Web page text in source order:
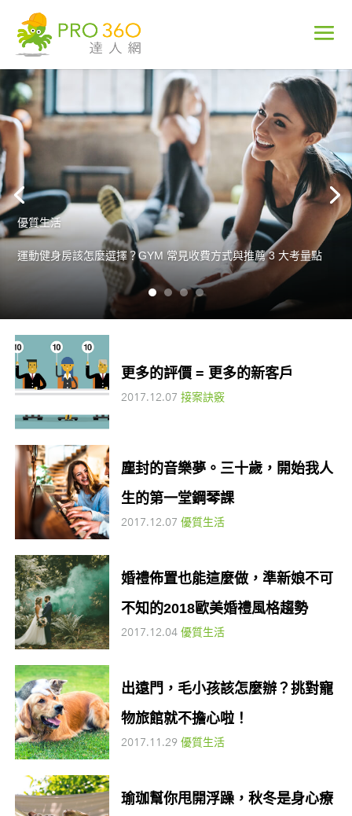
優質生活
運動健身房該怎麼選擇？GYM 常見收費方式與推薦 3 大考量點
專家訪談
從破百的大胖子華麗轉身成為健身教練，行銷專家李承學斜槓橫
更多的評價 = 更多的新客戶
2017.12.07 接案訣竅
塵封的音樂夢。三十歲，開始我人
生的第一堂鋼琴課
2017.12.07 優質生活
婚禮佈置也能這麼做，準新娘不可
不知的2018歐美婚禮風格趨勢
2017.12.04 優質生活
出遠門，毛小孩該怎麼辦？挑對寵
物旅館就不擔心啦！
2017.11.29 優質生活
瑜珈幫你甩開浮躁，秋冬是身心療